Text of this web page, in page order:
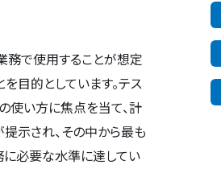
務で使用することが想定
目的としています。テス
使い方に焦点を当て、計
示され、その中から最も
に必要な水準に達してい